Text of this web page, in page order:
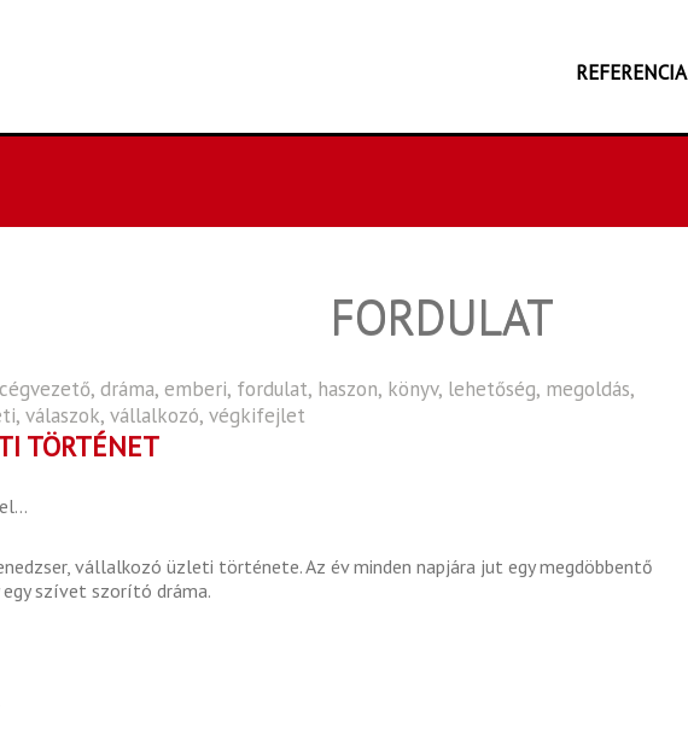
REFERENCIA
FORDULAT
cégvezető, dráma, emberi, fordulat, haszon, könyv, lehetőség, megoldás,
, válaszok, vállalkozó, végkifejlet
TÖRTÉNET
vállalkozó üzleti története. Az év minden napjára jut egy megdöbbentő
szívet szorító dráma.